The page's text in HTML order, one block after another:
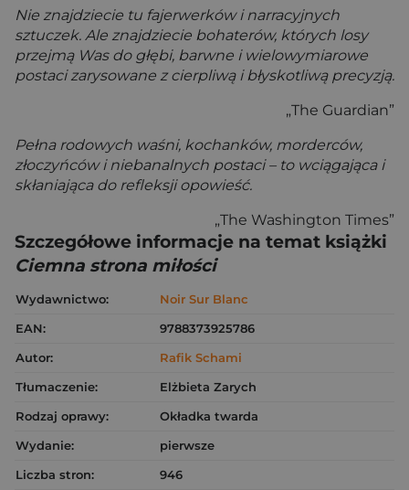
Nie znajdziecie tu fajerwerków i narracyjnych
sztuczek. Ale znajdziecie bohaterów, których losy
przejmą Was do głębi, barwne i wielowymiarowe
postaci zarysowane z cierpliwą i błyskotliwą precyzją.
„The Guardian”
Pełna rodowych waśni, kochanków, morderców,
złoczyńców i niebanalnych postaci – to wciągająca i
skłaniająca do refleksji opowieść.
„The Washington Times”
Szczegółowe informacje na temat książki
Ciemna strona miłości
Wydawnictwo:
Noir Sur Blanc
EAN:
9788373925786
Autor:
Rafik Schami
Tłumaczenie:
Elżbieta Zarych
Rodzaj oprawy:
Okładka twarda
Wydanie:
pierwsze
Liczba stron:
946